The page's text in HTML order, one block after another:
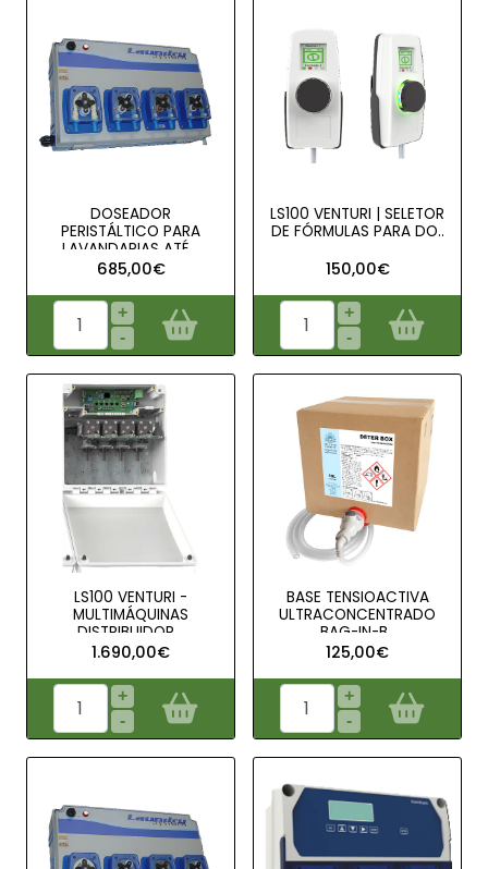
DOSEADOR
PERISTÁLTICO PARA
LAVANDARIAS ATÉ ..
685,00€
+
-
LS100 VENTURI | SELETOR
DE FÓRMULAS PARA DO..
150,00€
+
-
LS100 VENTURI -
MULTIMÁQUINAS
DISTRIBUIDOR ..
1.690,00€
+
-
BASE TENSIOACTIVA
ULTRACONCENTRADO
BAG-IN-B..
125,00€
+
-